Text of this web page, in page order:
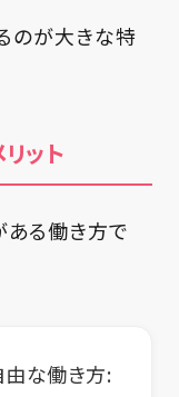
のが大きな特
ット
ある働き方で
由な働き方: